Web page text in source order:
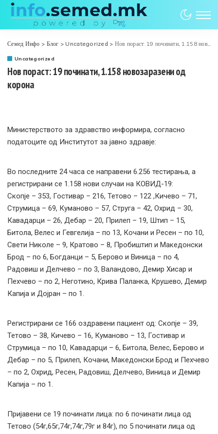
Семед Инфо > Блог > Uncategorized > Нов пораст: 19 починати, 1.158 новозаразени од корона
Uncategorized
Нов пораст: 19 починати, 1.158 новозаразени од
корона
Министерството за здравство информира, согласно
податоците од Институтот за јавно здравје:
Во последните 24 часа се направени 6.256 тестирањa, а
регистрирани се 1.158 нови случаи на КОВИД-19:
Скопје – 353, Гостивар – 216, Тетово – 122 ,Кичево – 71,
Струмица – 69, Куманово – 57, Струга – 42, Охрид – 30,
Кавадарци – 26, Дебар – 20, Прилеп – 19, Штип – 15,
Битола, Велес и Гевгелија – по 13, Кочани и Ресен – по 10,
Свети Николе – 9, Кратово – 8, Пробиштип и Македонски
Брод – по 6, Богданци – 5, Берово и Виница – по 4,
Радовиш и Делчево – по 3, Валандово, Демир Хисар и
Пехчево – по 2, Неготино, Крива Паланка, Крушево, Демир
Капија и Дојран – по 1.
Регистрирани сe 166 оздравени пациент од: Скопје – 39,
Тетово – 38, Кичево – 16, Куманово – 13, Гостивар и
Струмица – по 10, Кавадарци – 6, Битола, Велес, Берово и
Дебар – по 5, Прилеп, Кочани, Македонски Брод и Пехчево
– по 2, Охрид, Ресен, Радовиш, Делчево, Виница и Демир
Капија – по 1.
Пријавени се 19 починати лица: по 6 починати лица од
Тетово (54г,65г,74г,74г,79г и 84г), по 5 починати лица од